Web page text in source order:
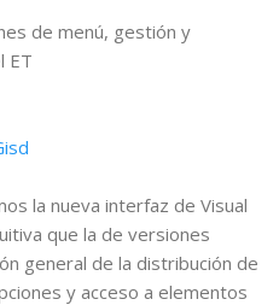
de menú, gestión y
ET
la nueva interfaz de Visual
que la de versiones
general de la distribución de
y acceso a elementos